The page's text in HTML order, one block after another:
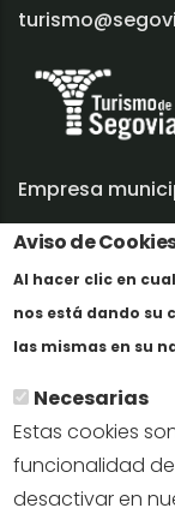
Aviso de
Al hacer clic en
nos está dando su
las mismas en su
Necesarias
Estas cookies
funcionalidad
desactivar en
Empresa
Trabaja con
Informes y
Perfil del
Oficinas de